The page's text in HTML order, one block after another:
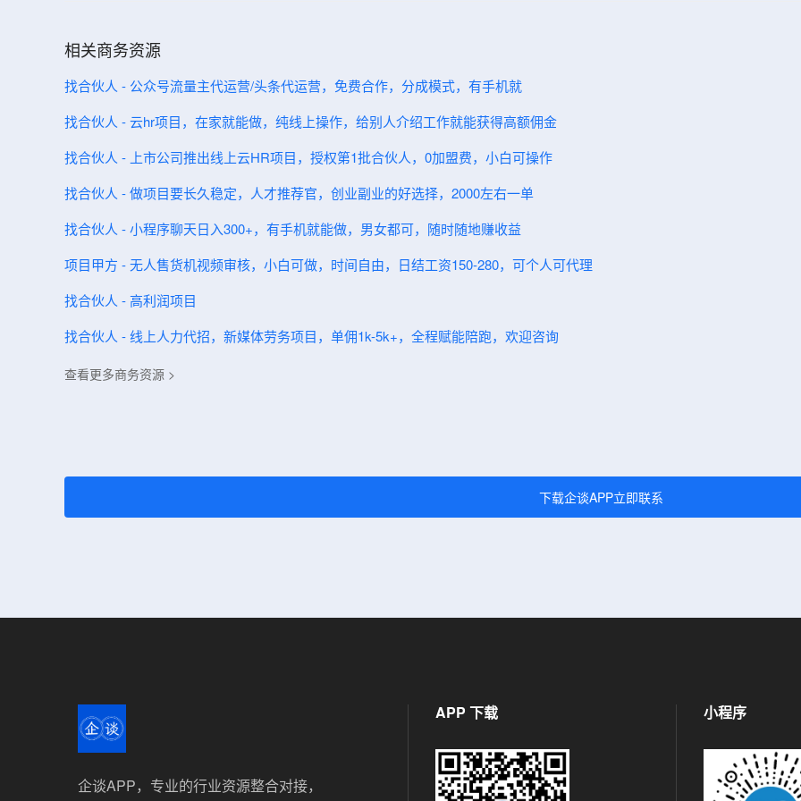
相关商务资源
找合伙人 - 公众号流量主代运营/头条代运营，免费合作，分成模式，有手机就
找合伙人 - 云hr项目，在家就能做，纯线上操作，给别人介绍工作就能获得高额佣金
找合伙人 - 上市公司推出线上云HR项目，授权第1批合伙人，0加盟费，小白可操作
找合伙人 - 做项目要长久稳定，人才推荐官，创业副业的好选择，2000左右一单
找合伙人 - 小程序聊天日入300+，有手机就能做，男女都可，随时随地赚收益
项目甲方 - 无人售货机视频审核，小白可做，时间自由，日结工资150-280，可个人可代理
找合伙人 - 高利润项目
找合伙人 - 线上人力代招，新媒体劳务项目，单佣1k-5k+，全程赋能陪跑，欢迎咨询
查看更多商务资源 >
下载企谈APP立即联系
企谈APP，专业的行业资源整合对接，
APP 下载 小程序